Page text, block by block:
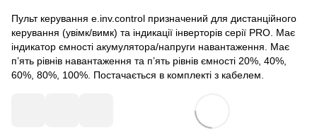
Пульт керування e.inv.control призначений для дистанційного
керування (увімк/вимк) та індикації інверторів серії PRO. Має
індикатор ємності акумулятора/напруги навантаження. Має
п’ять рівнів навантаження та п’ять рівнів ємності 20%, 40%,
60%, 80%, 100%. Постачається в комплекті з кабелем.